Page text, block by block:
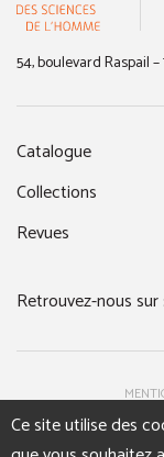
54, boulevard Raspail
Catalogue
Collections
Revues
Retrouvez-nous sur :
Ce site utilise des